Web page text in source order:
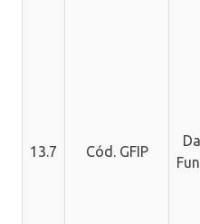
13.7 Cód. GFIP